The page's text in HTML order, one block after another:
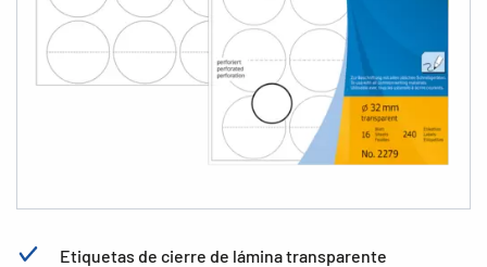
Etiquetas de cierre de lámina transparente